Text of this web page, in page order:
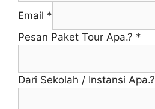
Email *
Pesan Paket Tour Apa.? *
Dari Sekolah / Instansi Apa.?